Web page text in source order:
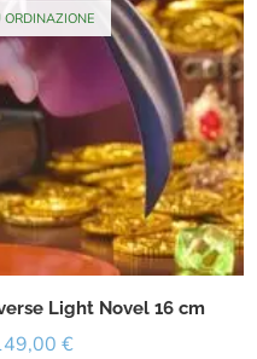
ORDINAZIONE
Light Novel 16 cm
€